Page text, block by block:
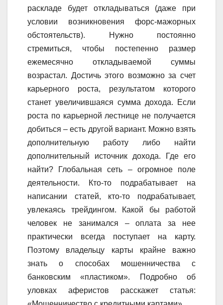
раскладе будет откладываться (даже при
условии возникновения форс-мажорных
обстоятельств). Нужно постоянно
стремиться, чтобы постепенно размер
ежемесячно откладываемой суммы
возрастал. Достичь этого возможно за счет
карьерного роста, результатом которого
станет увеличившаяся сумма дохода. Если
роста по карьерной лестнице не получается
добиться – есть другой вариант. Можно взять
дополнительную работу либо найти
дополнительный источник дохода. Где его
найти? Глобальная сеть – огромное поле
деятельности. Кто-то подрабатывает на
написании статей, кто-то подрабатывает,
увлекаясь трейдингом. Какой бы работой
человек не занимался – оплата за нее
практически всегда поступает на карту.
Поэтому владельцу карты крайне важно
знать о способах мошенничества с
банковским «пластиком». Подробно об
уловках аферистов расскажет статья: